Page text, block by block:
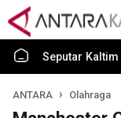
Seputar Kaltim
ANTARA Olahraga